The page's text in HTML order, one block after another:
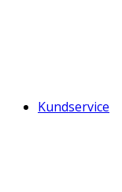
Kundservice